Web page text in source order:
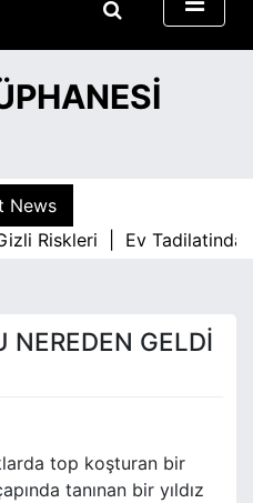
News
Riskleri | Ev Tadilatinda
NEREDEN GELDI
top koşturan bir
tanınan bir yıldız